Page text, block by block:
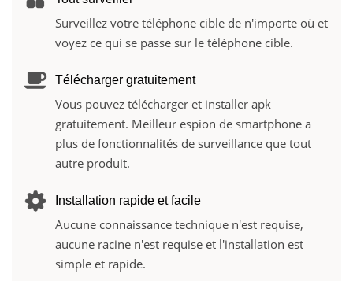
Surveillez votre téléphone cible de n'importe où et
voyez ce qui se passe sur le téléphone cible.
Télécharger gratuitement
Vous pouvez télécharger et installer apk
gratuitement. Meilleur espion de smartphone a
plus de fonctionnalités de surveillance que tout
autre produit.
Installation rapide et facile
Aucune connaissance technique n'est requise,
aucune racine n'est requise et l'installation est
simple et rapide.